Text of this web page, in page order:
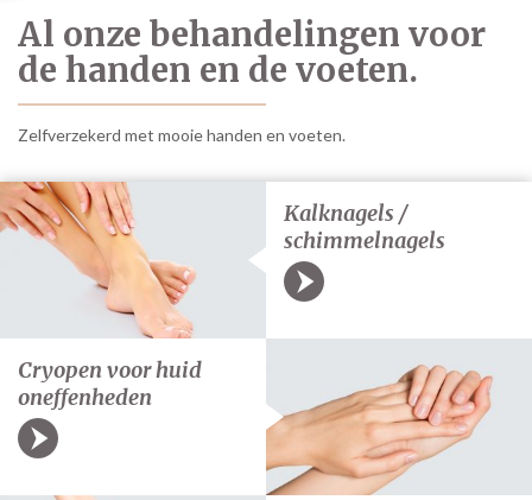
Al onze behandelingen voor
de handen en de voeten.
Zelfverzekerd met mooie handen en voeten.
Kalknagels /
schimmelnagels
Cryopen voor huid
oneffenheden